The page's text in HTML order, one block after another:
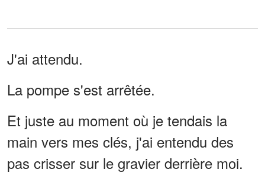
J'ai attendu.
La pompe s'est arrêtée.
Et juste au moment où je tendais la
main vers mes clés, j'ai entendu des
pas crisser sur le gravier derrière moi.